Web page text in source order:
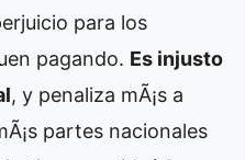
para los
pagando. Es injusto
, y penaliza mÃ¡s a
partes nacionales